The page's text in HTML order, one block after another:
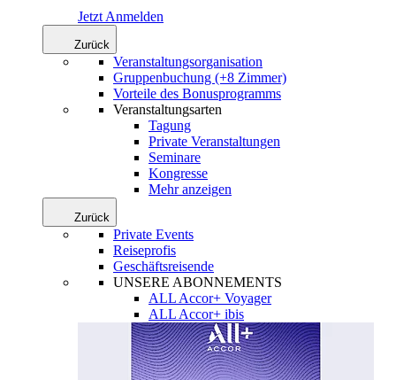
Jetzt Anmelden
Zurück
Veranstaltungsorganisation
Gruppenbuchung (+8 Zimmer)
Vorteile des Bonusprogramms
Veranstaltungsarten
Tagung
Private Veranstaltungen
Seminare
Kongresse
Mehr anzeigen
Zurück
Private Events
Reiseprofis
Geschäftsreisende
UNSERE ABONNEMENTS
ALL Accor+ Voyager
ALL Accor+ ibis